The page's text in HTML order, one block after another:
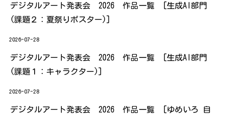
デジタルアート発表会 2026 作品一覧 [生成AI部門
(課題２：夏祭りポスター)]
2026-07-28
デジタルアート発表会 2026 作品一覧 [生成AI部門
(課題１：キャラクター)]
2026-07-28
デジタルアート発表会 2026 作品一覧 [ゆめいろ 自